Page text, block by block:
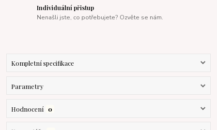
Individuální přistup
Nenašli jste, co potřebujete? Ozvěte se nám.
Kompletní specifikace
Parametry
Hodnocení 0